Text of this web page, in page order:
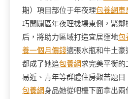
期）項目部位于年夜理包養網車
巧開闢區年夜理機場東側，緊
后，將助力區域打造宜居窪地包
養一個月價錢適張水瓶和牛土豪
都成了她追包養網求完美平衡的
易近、青年等群體住房艱苦題
包養網身品她從吧檯下面拿出